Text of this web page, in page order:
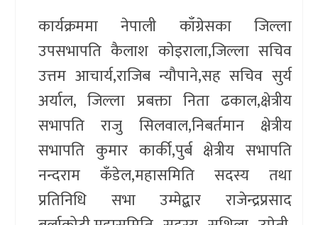
कार्यक्रममा नेपाली काँग्रेसका जिल्ला
उपसभापति कैलाश कोइराला,जिल्ला सचिव
उत्तम आचार्य,राजिब न्यौपाने,सह सचिव सुर्य
अर्याल, जिल्ला प्रबक्ता निता ढकाल,क्षेत्रीय
सभापति राजु सिलवाल,निबर्तमान क्षेत्रीय
सभापति कुमार कार्की,पुर्ब क्षेत्रीय सभापति
नन्दराम कँडेल,महासमिति सदस्य तथा
प्रतिनिधि सभा उम्मेद्बार राजेन्द्रप्रसाद